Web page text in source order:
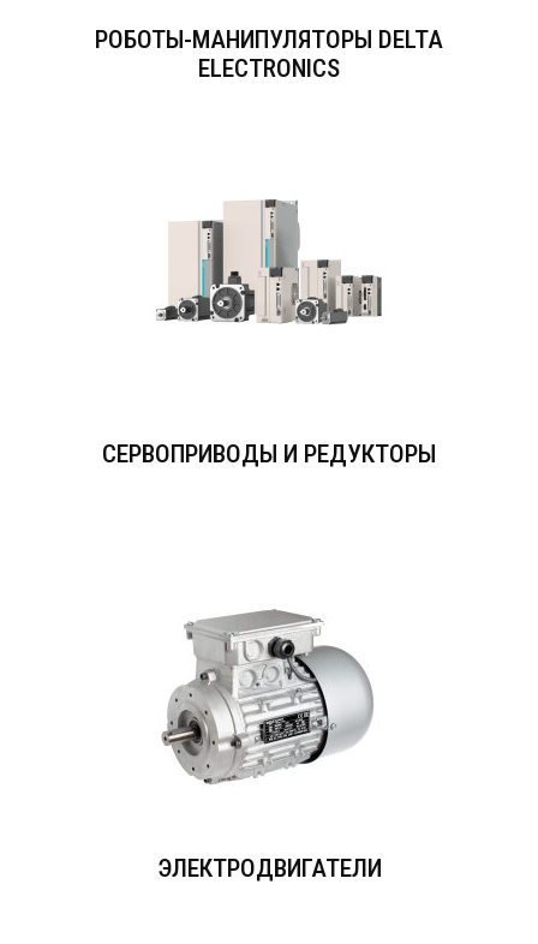
РОБОТЫ-МАНИПУЛЯТОРЫ DELTA
ELECTRONICS
СЕРВОПРИВОДЫ И РЕДУКТОРЫ
ЭЛЕКТРОДВИГАТЕЛИ